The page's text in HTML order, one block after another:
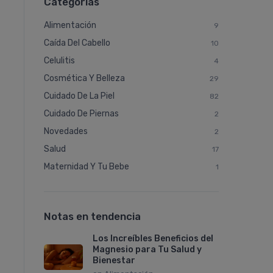
Alimentación 9
Caí­da Del Cabello 10
Celulitis 4
Cosmética Y Belleza 29
Cuidado De La Piel 82
Cuidado De Piernas 2
Novedades 2
Salud 17
Maternidad Y Tu Bebe 1
Notas en tendencia
Los Increíbles Beneficios del
Magnesio para Tu Salud y
Bienestar